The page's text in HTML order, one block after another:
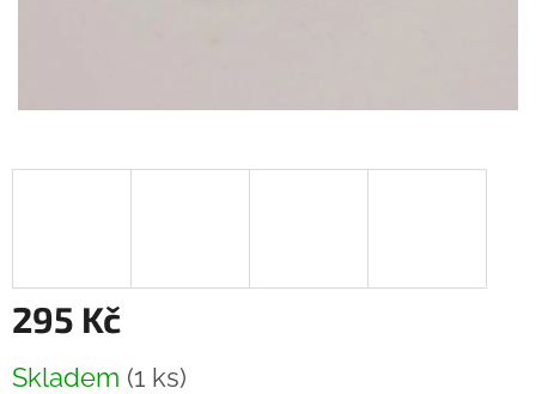
295 Kč
cena:
Skladem (1 ks)